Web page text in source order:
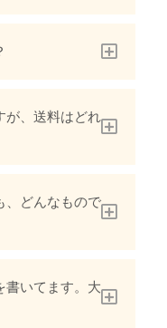
が、送料はどれ
、どんなもので
書いてます。大